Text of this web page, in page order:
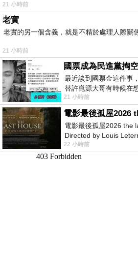
21 小時前
老實
老實的另一個含義，就是不精於處理人際關係
21 小時前
最近談到國票金這件事
替許崑源大哥有時候在
其實就是想要國庫通黨
21 小時前
電影最後孤屋2026 the
Directed by Louis
Robinson Starring
22 小時前